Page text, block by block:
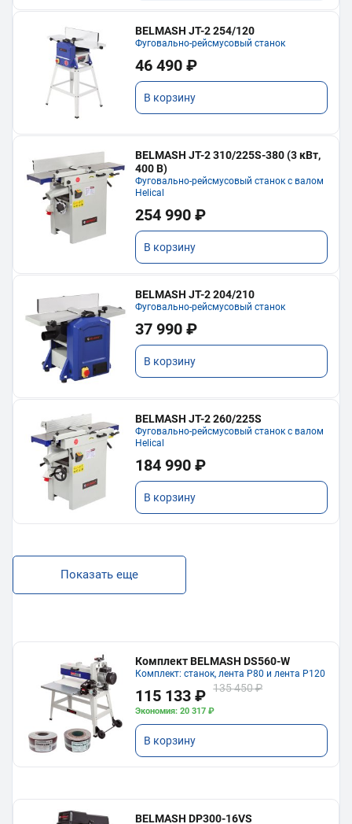
BELMASH JT-2 254/120
Фуговально-рейсмусовый станок
46 490 ₽
В корзину
BELMASH JT-2 310/225S-380 (3 кВт,
400 В)
Фуговально-рейсмусовый станок с валом
Helical
254 990 ₽
В корзину
BELMASH JT-2 204/210
Фуговально-рейсмусовый станок
37 990 ₽
В корзину
BELMASH JT-2 260/225S
Фуговально-рейсмусовый станок с валом
Helical
184 990 ₽
В корзину
Показать еще
Комплект BELMASH DS560-W
Комплект: станок, лента P80 и лента P120
115 133 ₽ 135 450 ₽
Экономия: 20 317 ₽
В корзину
BELMASH DP300-16VS